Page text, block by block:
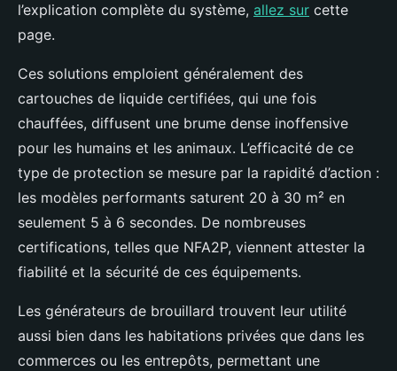
l’explication complète du système, allez sur cette
page.
Ces solutions emploient généralement des
cartouches de liquide certifiées, qui une fois
chauffées, diffusent une brume dense inoffensive
pour les humains et les animaux. L’efficacité de ce
type de protection se mesure par la rapidité d’action :
les modèles performants saturent 20 à 30 m² en
seulement 5 à 6 secondes. De nombreuses
certifications, telles que NFA2P, viennent attester la
fiabilité et la sécurité de ces équipements.
Les générateurs de brouillard trouvent leur utilité
aussi bien dans les habitations privées que dans les
commerces ou les entrepôts, permettant une